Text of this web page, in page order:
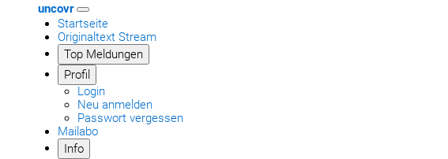
uncovr
Startseite
Originaltext Stream
Top Meldungen
Profil
Login
Neu anmelden
Passwort vergessen
Mailabo
Info